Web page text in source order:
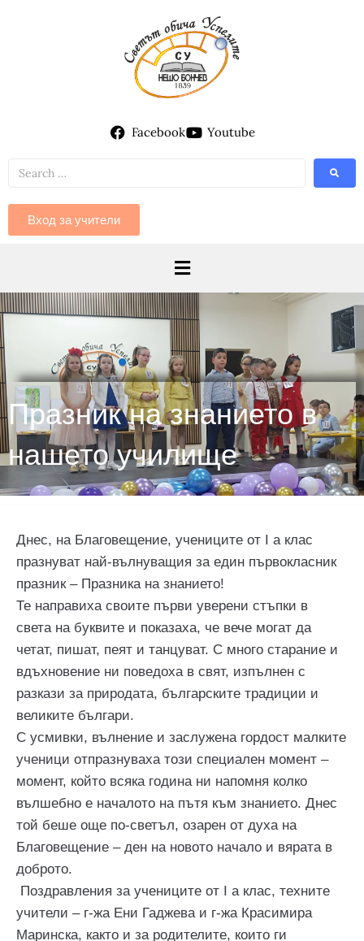
Facebook Youtube
Вход за учители
Празник на знанието в
нашето училище
Днес, на Благовещение, учениците от I а клас
празнуват най-вълнуващия за един първокласник
празник – Празника на знанието!
Те направиха своите първи уверени стъпки в
света на буквите и показаха, че вече могат да
четат, пишат, пеят и танцуват. С много старание и
вдъхновение ни поведоха в свят, изпълнен с
разкази за природата, българските традиции и
великите българи.
С усмивки, вълнение и заслужена гордост малките
ученици отпразнуваха този специален момент –
момент, който всяка година ни напомня колко
вълшебно е началото на пътя към знанието. Днес
той беше още по-светъл, озарен от духа на
Благовещение – ден на новото начало и вярата в
доброто.
Поздравления за учениците от I а клас, техните
учители – г-жа Ени Гаджева и г-жа Красимира
Маринска, както и за родителите, които ги